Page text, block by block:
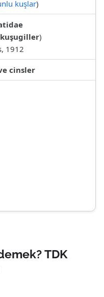
kuşlar)
kuşugiller)
1912
cinsler
TDK